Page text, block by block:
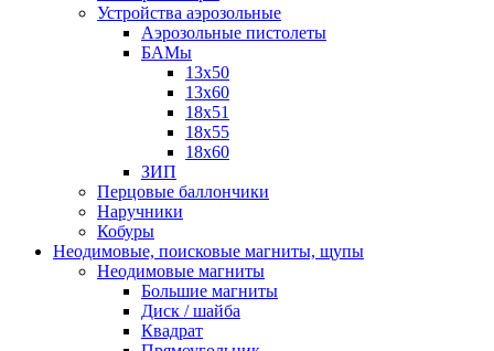
Устройства аэрозольные
Аэрозольные пистолеты
БАМы
13х50
13х60
18х51
18х55
18х60
ЗИП
Перцовые баллончики
Наручники
Кобуры
Неодимовые, поисковые магниты, щупы
Неодимовые магниты
Большие магниты
Диск / шайба
Квадрат